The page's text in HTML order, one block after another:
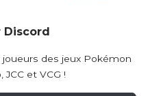
Discord
des jeux Pokémon
JCC et VCG !